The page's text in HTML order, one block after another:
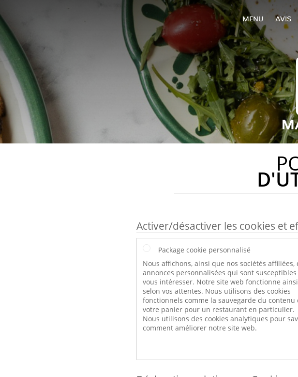
MENU AVIS
Activer/désactiver les cookies et
Package cookie personnalisé
Nous affichons, ainsi que nos sociétés affiliées,
annonces personnalisées qui sont susceptibles
vous intéresser. Notre site web fonctionne ainsi
selon vos attentes. Nous utilisons des cookies
fonctionnels comme la sauvegarde du contenu
votre panier pour un restaurant en particulier.
Nous utilisons des cookies analytiques pour
comment améliorer notre site web.